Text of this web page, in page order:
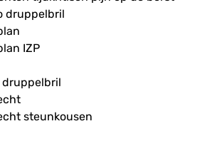
druppelbril
IZP
druppelbril
steunkousen